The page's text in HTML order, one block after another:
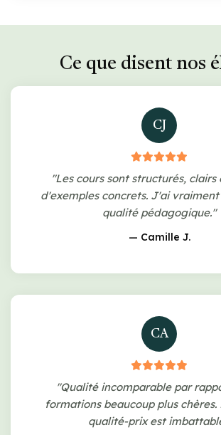
Ce que disent nos
CJ
"Les cours sont structurés, clairs
d'exemples concrets. J'ai
qualité pédagogique."
— Camille J.
CA
"Qualité incomparable par
formations beaucoup plus
qualité-prix est